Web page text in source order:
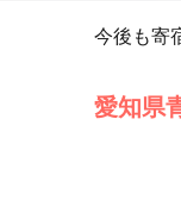
今後も寄
愛知県